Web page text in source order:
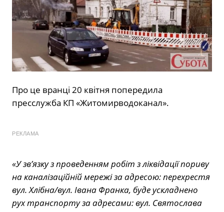
Про це вранці 20 квітня попередила
пресслужба КП «Житомирводоканал».
РЕКЛАМА
«У зв’язку з проведенням робіт з ліквідації пориву
на каналізаційній мережі за адресою: перехрестя
вул. Хлібна/вул. Івана Франка, буде ускладнено
рух транспорту за адресами: вул. Святослава